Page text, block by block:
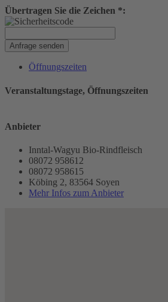
Übertragen Sie die Zeichen *:
Anfrage senden
Öffnungszeiten
Veranstaltungstage, Öffnungszeiten
Anbieter
Inntal-Wagyu Bio-Rindfleisch
08072 958612
08072 958615
Köbing 2, 83564 Soyen
Mehr Infos zum Anbieter